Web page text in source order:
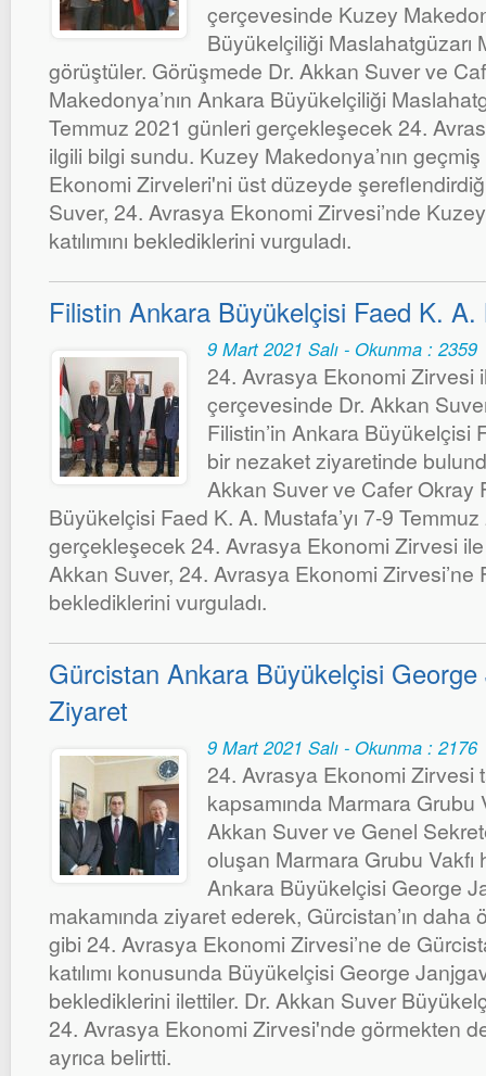
çerçevesinde Kuzey
Büyükelçiliği Maslahatgüzarı
görüştüler. Görüşmede Dr. Akkan Suver ve
Makedonya’nın Ankara Büyükelçiliği
Temmuz 2021 günleri gerçekleşecek 24.
ilgili bilgi sundu. Kuzey Makedonya’nın
Ekonomi Zirveleri'ni üst düzeyde
Suver, 24. Avrasya Ekonomi Zirvesi’nde
katılımını beklediklerini vurguladı.
Filistin Ankara Büyükelçisi Faed K. A.
9 Mart 2021 Salı - Okunma : 2359
24. Avrasya Ekonomi Zirvesi
çerçevesinde Dr. Akkan
Filistin’in Ankara Büyükelçisi
bir nezaket ziyaretinde
Akkan Suver ve Cafer Okray
Büyükelçisi Faed K. A. Mustafa’yı 7-9
gerçekleşecek 24. Avrasya Ekonomi Zirvesi
Akkan Suver, 24. Avrasya Ekonomi Zirvesi’ne
beklediklerini vurguladı.
Gürcistan Ankara Büyükelçisi George
Ziyaret
9 Mart 2021 Salı - Okunma : 2176
24. Avrasya Ekonomi Zirvesi
kapsamında Marmara Grubu
Akkan Suver ve Genel
oluşan Marmara Grubu Vakfı
Ankara Büyükelçisi George
makamında ziyaret ederek, Gürcistan’ın daha
gibi 24. Avrasya Ekonomi Zirvesi’ne de
katılımı konusunda Büyükelçisi George
beklediklerini ilettiler. Dr. Akkan Suver
24. Avrasya Ekonomi Zirvesi'nde görmekten
ayrıca belirtti.